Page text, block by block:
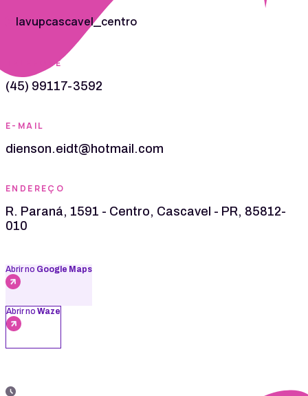
lavupcascavel_centro
TELEFONE
(45) 99117-3592
E-MAIL
dienson.eidt@hotmail.com
ENDEREÇO
R. Paraná, 1591 - Centro, Cascavel - PR, 85812-
010
Abrir no Google Maps
Abrir no Waze